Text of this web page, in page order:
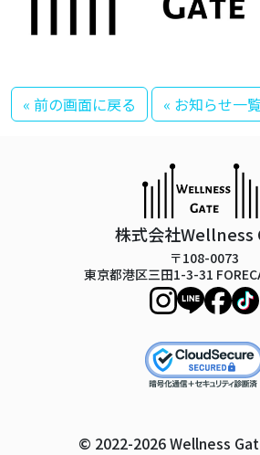
« 前の画面に戻る « お知らせ一
株式会社Wellness
〒108-0073
東京都港区三田1-3-31
© 2022-2026 Wellness